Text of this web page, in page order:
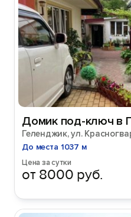
Домик под-ключ в
Геленджик, ул.
До места 1037 м
Цена за сутки
от 8000 руб.